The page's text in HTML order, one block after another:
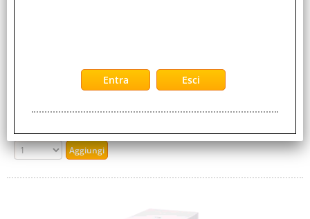
massima 7,4kW. Controlli slide [...]
Prezzo:
2-5 Giorni lavorativi